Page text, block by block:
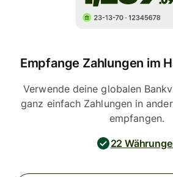
Empfange Zahlungen im
Verwende deine globalen
ganz einfach Zahlungen in
empfangen.
22